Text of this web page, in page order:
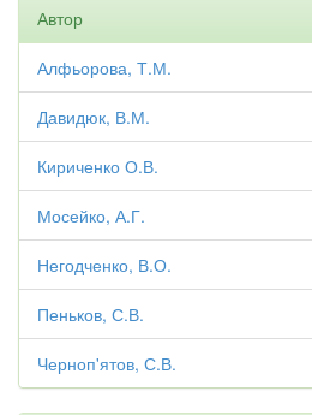
Автор
Алфьорова, Т.М.
Давидюк, В.М.
Кириченко О.В.
Мосейко, А.Г.
Негодченко, В.О.
Пеньков, С.В.
Черноп'ятов, С.В.